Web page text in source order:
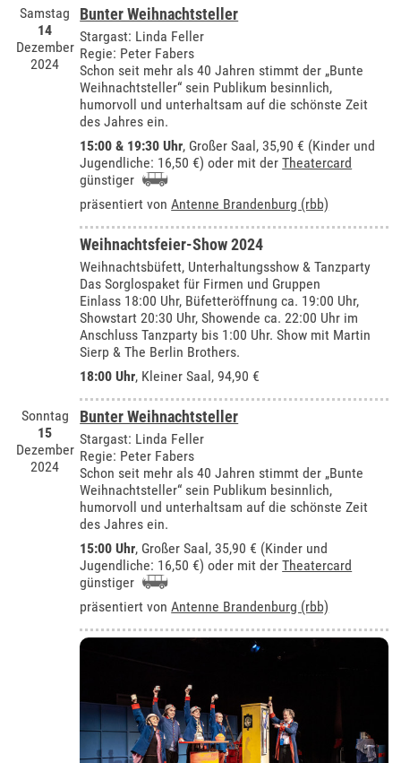
Samstag
14
Dezember
2024
Bunter Weihnachtsteller
Stargast: Linda Feller
Regie: Peter Fabers
Schon seit mehr als 40 Jahren stimmt der „Bunte
Weihnachtsteller“ sein Publikum besinnlich,
humorvoll und unterhaltsam auf die schönste Zeit
des Jahres ein.
15:00 & 19:30 Uhr, Großer Saal, 35,90 € (Kinder und
Jugendliche: 16,50 €) oder mit derTheatercard
günstiger
präsentiert vonAntenne Brandenburg (rbb)
Weihnachtsfeier-Show 2024
Weihnachtsbüfett, Unterhaltungsshow & Tanzparty
Das Sorglospaket für Firmen und Gruppen
Einlass 18:00 Uhr, Büfetteröffnung ca. 19:00 Uhr,
Showstart 20:30 Uhr, Showende ca. 22:00 Uhr im
Anschluss Tanzparty bis 1:00 Uhr. Show mit Martin
Sierp & The Berlin Brothers.
18:00 Uhr, Kleiner Saal, 94,90 €
Sonntag
15
Dezember
2024
Bunter Weihnachtsteller
Stargast: Linda Feller
Regie: Peter Fabers
Schon seit mehr als 40 Jahren stimmt der „Bunte
Weihnachtsteller“ sein Publikum besinnlich,
humorvoll und unterhaltsam auf die schönste Zeit
des Jahres ein.
15:00 Uhr, Großer Saal, 35,90 € (Kinder und
Jugendliche: 16,50 €) oder mit derTheatercard
günstiger
präsentiert vonAntenne Brandenburg (rbb)